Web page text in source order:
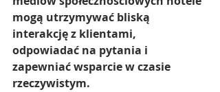
mogą utrzymywać bliską
interakcję z klientami,
odpowiadać na pytania i
zapewniać wsparcie w czasie
rzeczywistym.